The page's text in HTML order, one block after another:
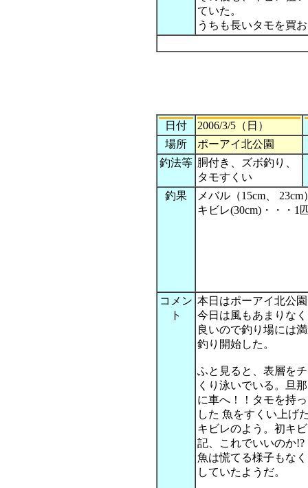
ていた。
うちも長いタモを買
日付
2006/3/5（日）
場所
ポーアイ北公園
釣法等 胴付き、ズボ釣り、
タモすくい
釣果
メバル（15cm、
キビレ(30cm)・・・1
コメン
ト
本日はポーアイ北公
今日は風もあまりな
良いので釣り場には
釣り開始した。
ふと見ると、表層を
くり泳いでいる。旦
に車へ！！タモを持
した 魚をすくい上げ
キビレのよう。初キ
記、これでいいのか!?
魚は慌てる様子もな
していたようだ。